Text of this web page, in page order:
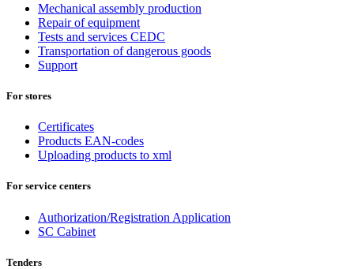
Mechanical assembly production
Repair of equipment
Tests and services CEDC
Transportation of dangerous goods
Support
For stores
Certificates
Products EAN-codes
Uploading products to xml
For service centers
Authorization/Registration Application
SC Cabinet
Tenders